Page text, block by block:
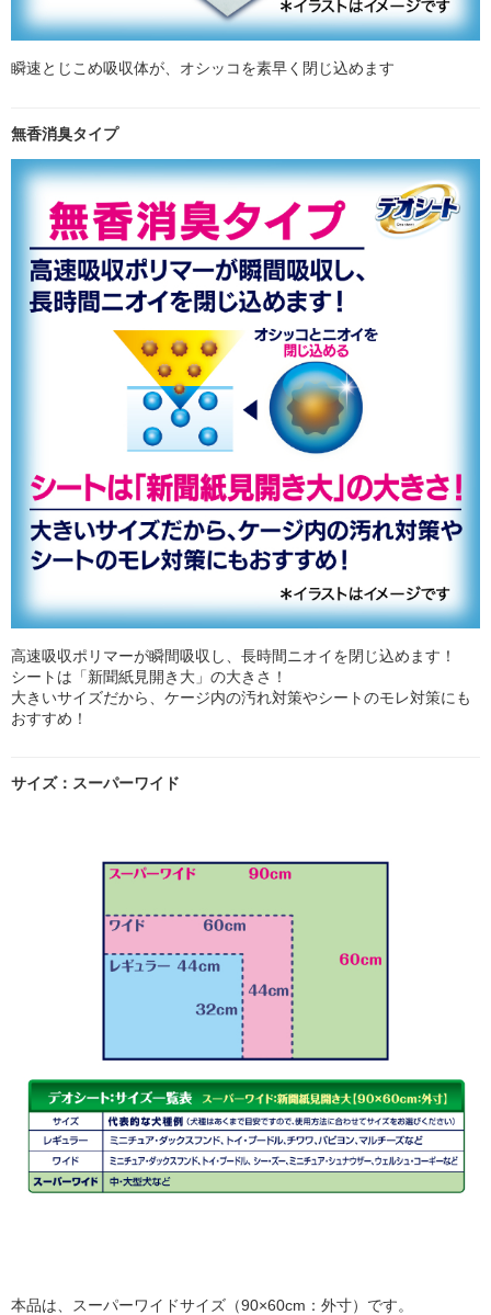
瞬速とじこめ吸収体が、オシッコを素早く閉じ込めます
無香消臭タイプ
高速吸収ポリマーが瞬間吸収し、長時間ニオイを閉じ込めます！
シートは「新聞紙見開き大」の大きさ！
大きいサイズだから、ケージ内の汚れ対策やシートのモレ対策にも
おすすめ！
サイズ：スーパーワイド
本品は、スーパーワイドサイズ（90×60cm：外寸）です。